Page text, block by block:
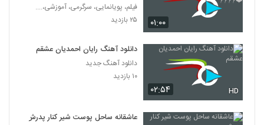
۰۱:۰۰
فیلم، پویانمایی، سرگرمی، آموزشی،....
۲۵ بازدید
۰۲:۵۴ HD
دانلود آهنگ رایان احمدیان عشقم
دانلود آهنگ جدید
۱۰ بازدید
عاشقانه ساحل پوست شیر کنار پدرش